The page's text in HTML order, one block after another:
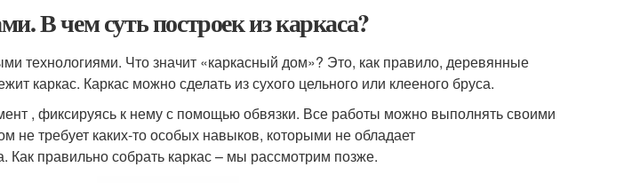
В чем суть построек из каркаса?
технологиями. Что значит «каркасный дом»? Это, как правило, деревянные
каркас. Каркас можно сделать из сухого цельного или клееного бруса.
, фиксируясь к нему с помощью обвязки. Все работы можно выполнять своими
не требует каких-то особых навыков, которыми не обладает
Как правильно собрать каркас – мы рассмотрим позже.